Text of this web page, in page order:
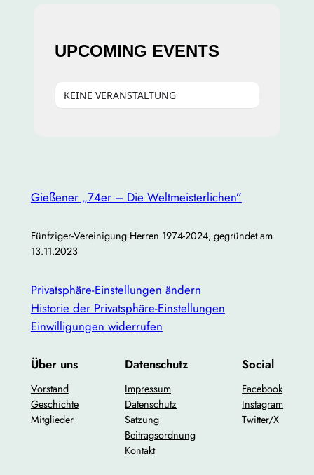
UPCOMING EVENTS
KEINE VERANSTALTUNG
Gießener „74er – Die Weltmeisterlichen”
Fünfziger-Vereinigung Herren 1974-2024, gegründet am
13.11.2023
Privatsphäre-Einstellungen ändern
Historie der Privatsphäre-Einstellungen
Einwilligungen widerrufen
Über uns
Vorstand
Geschichte
Mitglieder
Datenschutz
Impressum
Datenschutz
Satzung
Beitragsordnung
Kontakt
Social
Facebook
Instagram
Twitter/X